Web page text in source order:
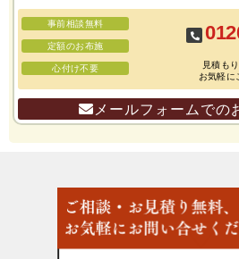
事前相談無料
定額のお布施
心付け不要 見積も
お気軽に
メールフォームでの